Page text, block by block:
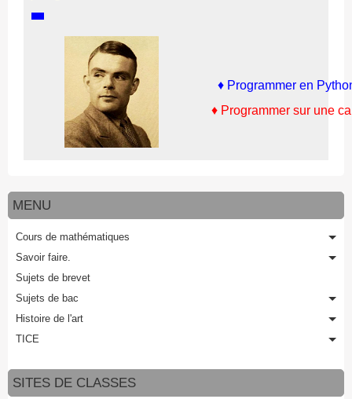
♦ Programmer en
♦ Programmer sur une
MENU
Cours de mathématiques
Savoir faire.
Sujets de brevet
Sujets de bac
Histoire de l'art
TICE
SITES DE CLASSES